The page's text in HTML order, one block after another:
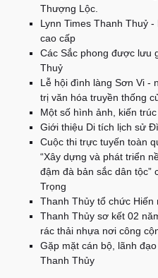
Thượng Lộc.
Lynn Times Thanh Thuỷ
cao cấp
Các Sắc phong được lưu
Thuỷ
Lễ hội đình làng Sơn Vi -
trị văn hóa truyền thống
Một số hình ảnh, kiến
Giới thiệu Di tích lịch sử
Cuộc thi trực tuyến toàn
“Xây dựng và phát triển
đậm đà bản sắc dân tộc”
Trọng
Thanh Thủy tổ chức
Thanh Thủy sơ kết 02
rác thải nhựa nơi công
Gặp mặt cán bộ, lãnh
Thanh Thủy